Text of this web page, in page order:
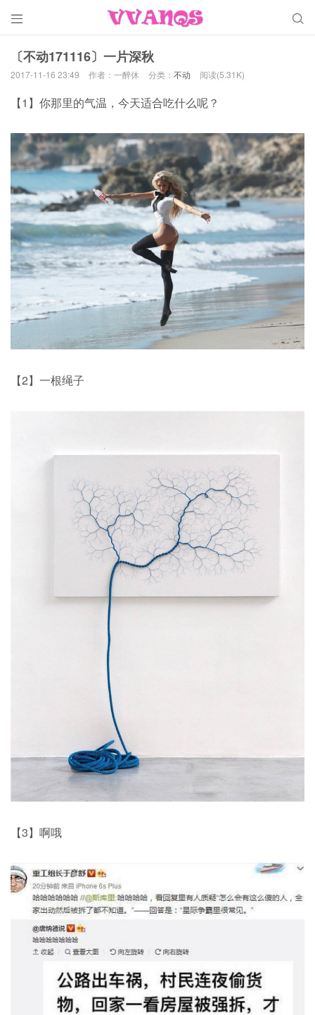
 
〔不动171116〕一片深秋
2017-11-16 23:49 作者：一醉休 分类： 不动 阅读(5.31K)
【1】你那里的气温，今天适合吃什么呢？
【2】一根绳子
【3】啊哦